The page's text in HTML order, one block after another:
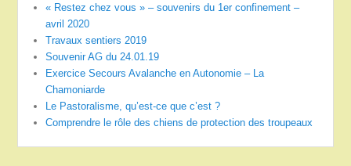
« Restez chez vous » – souvenirs du 1er confinement –
avril 2020
Travaux sentiers 2019
Souvenir AG du 24.01.19
Exercice Secours Avalanche en Autonomie – La
Chamoniarde
Le Pastoralisme, qu’est-ce que c’est ?
Comprendre le rôle des chiens de protection des troupeaux